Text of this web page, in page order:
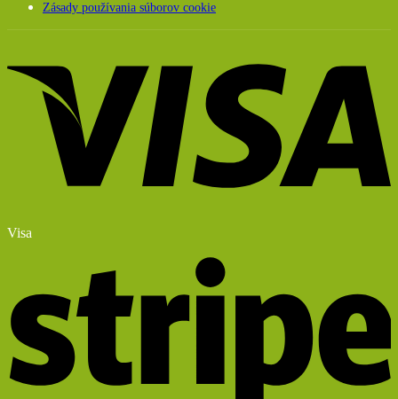
Zásady používania súborov cookie
Visa